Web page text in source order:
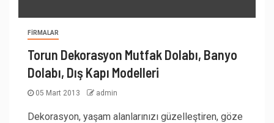
FIRMALAR
Torun Dekorasyon Mutfak Dolabı, Banyo
Dolabı, Dış Kapı Modelleri
05 Mart 2013 admin
Dekorasyon, yaşam alanlarınızı güzelleştiren, göze